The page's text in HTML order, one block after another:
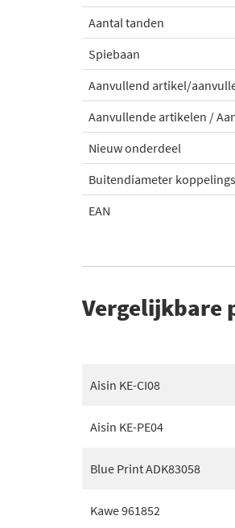
Aantal tanden
Spiebaan
Aanvullend artikel/
Aanvullende artikelen /
Nieuw onderdeel
Buitendiameter
EAN
Vergelijkbare
Aisin KE-CI08
Aisin KE-PE04
Blue Print ADK83058
Kawe 961852